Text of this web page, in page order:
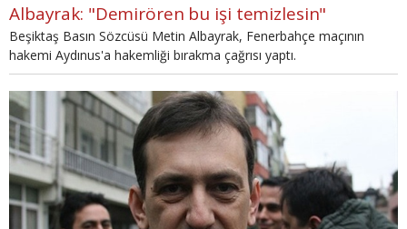
Albayrak: "Demirören bu işi temizlesin"
Beşiktaş Basın Sözcüsü Metin Albayrak, Fenerbahçe maçının
hakemi Aydınus'a hakemliği bırakma çağrısı yaptı.